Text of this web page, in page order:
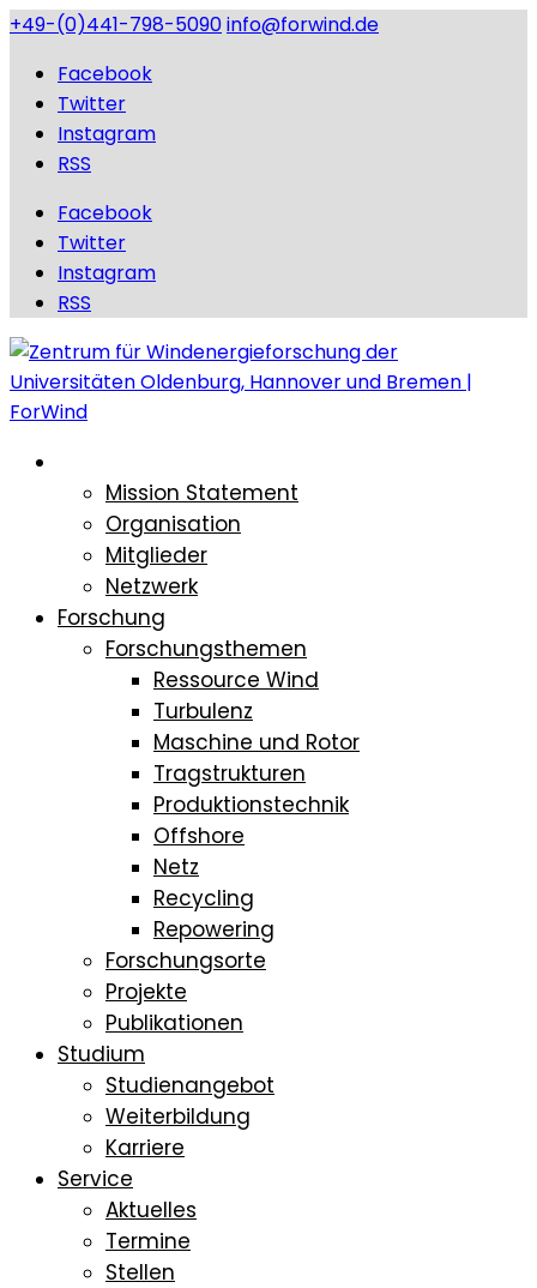
+49-(0)441-798-5090info@forwind.de
Facebook
Twitter
Instagram
RSS
Facebook
Twitter
Instagram
RSS
Mission Statement
Organisation
Mitglieder
Netzwerk
Forschung
Forschungsthemen
Ressource Wind
Turbulenz
Maschine und Rotor
Tragstrukturen
Produktionstechnik
Offshore
Netz
Recycling
Repowering
Forschungsorte
Projekte
Publikationen
Studium
Studienangebot
Weiterbildung
Karriere
Service
Aktuelles
Termine
Stellen